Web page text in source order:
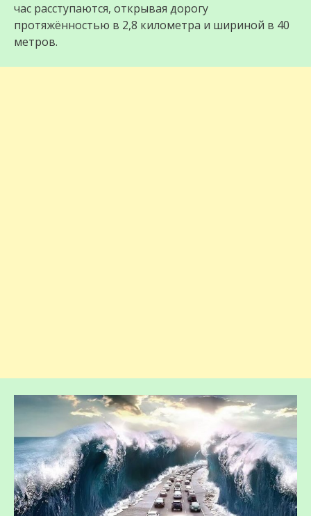
час расступаются, открывая дорогу
протяжённостью в 2,8 километра и шириной в 40
метров.